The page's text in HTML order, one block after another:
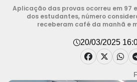
Aplicação das provas ocorreu em 97
dos estudantes, número
receberam café da manhã e
20/03/2025